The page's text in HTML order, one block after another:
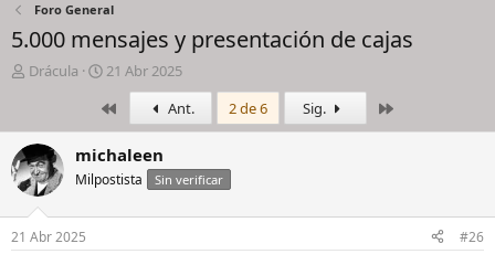
Foro General
5.000 mensajes y presentación de cajas
I
c
i
a
d
o
r
d
Drácula
F
c
h
a
e
i
21 Abr 2025
PrimeroAnt. 2 de 6 Sig.
michaleen
Milpostista Sin verificar
21 Abr 2025 #26